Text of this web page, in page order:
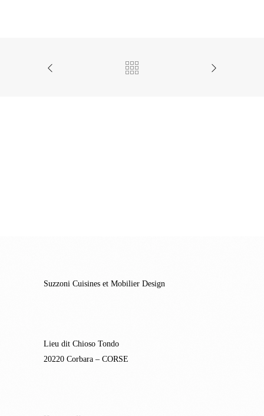
Suzzoni Cuisines et Mobilier Design
Lieu dit Chioso Tondo
20220 Corbara – CORSE